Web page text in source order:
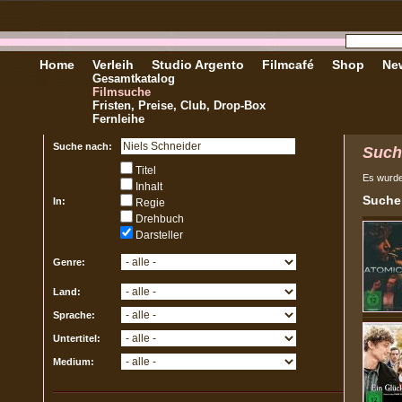
Home Verleih
Gesamtkatalog
Filmsuche
Fristen, Preise, Club, Drop-Box
Fernleihe
Studio Argento Filmcafé Shop
Suche nach:
In:
Titel
Inhalt
Regie
Drehbuch
Darsteller
Genre:
Land:
Sprache:
Untertitel:
Medium:
Es